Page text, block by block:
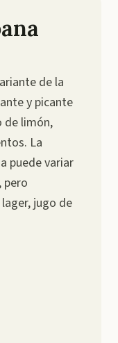
de la
y picante
de limón,
La
puede variar
pero
jugo de